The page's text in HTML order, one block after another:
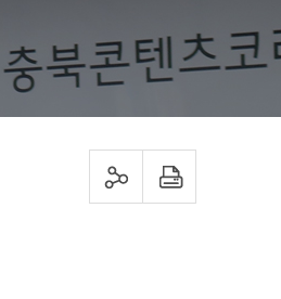
sns 공유하기 프린트하기